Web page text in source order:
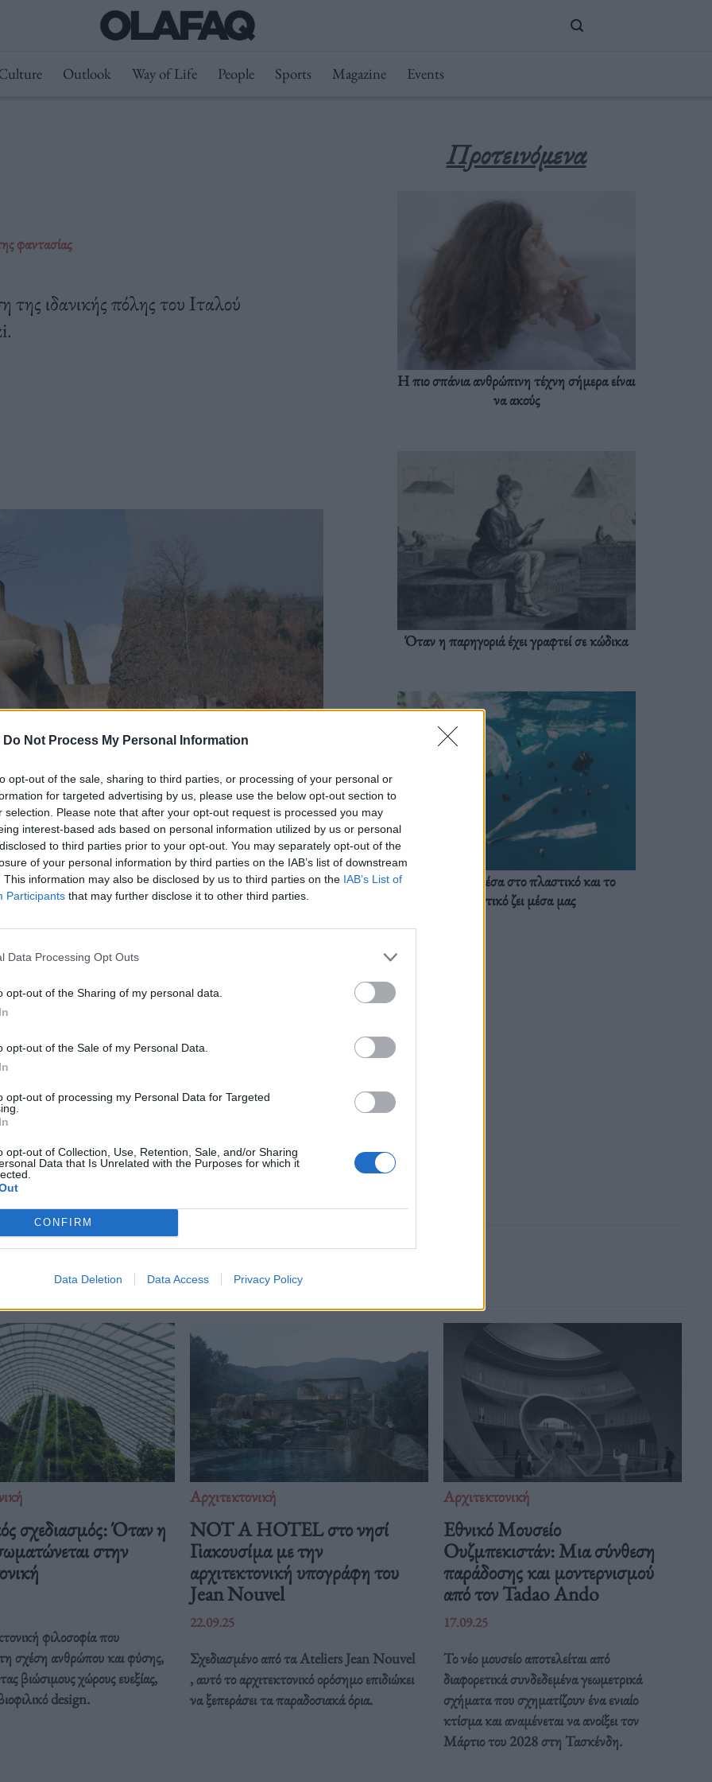
Do Not Process My Personal Information
opt-out of the sale, sharing to third parties, or processing of your personal or
for targeted advertising by us, please use the below opt-out section to
selection. Please note that after your opt-out request is processed you may
interest-based ads based on personal information utilized by us or personal
to third parties prior to your opt-out. You may separately opt-out of the
of your personal information by third parties on the IAB’s list of downstream
This information may also be disclosed by us to third parties on the IAB’s List of
Participants that may further disclose it to other third parties.
Data Processing Opt Outs
opt-out of the Sharing of my personal data.
opt-out of the Sale of my Personal Data.
opt-out of processing my Personal Data for Targeted
opt-out of Collection, Use, Retention, Sale, and/or Sharing
Data that Is Unrelated with the Purposes for which it
CONFIRM
Data Deletion Data Access Privacy Policy
Outlook Way of Life People Sports Magazine Events
φαντασίας
ιδανικής πόλης του Ιταλού
της ιδανικής πόλης του Ιταλού
,Tomaso Buzzi
Προτεινόμενα
Η πιο σπάνια ανθρώπινη τέχνη σήμερα είναι
να ακούς
Όταν η παρηγοριά έχει γραφτεί σε κώδικα
Ζούμε ήδη μέσα στο πλαστικό και το
πλαστικό ζει μέσα μας
Δείτε επίσης
σχεδιασμός: Όταν η
στην
φιλοσοφία που
σχέση ανθρώπου και φύσης,
βιώσιμους χώρους ευεξίας,
design.
Αρχιτεκτονική
NOT A HOTEL στο νησί
Γιακουσίμα με την
αρχιτεκτονική υπογράφη του
Jean Nouvel
22.09.25
Σχεδιασμένο από τα Ateliers Jean Nouvel
, αυτό το αρχιτεκτονικό ορόσημο επιδιώκει
να ξεπεράσει τα παραδοσιακά όρια.
Αρχιτεκτονική
Εθνικό Μουσείο
Ουζμπεκιστάν: Μια σύνθεση
παράδοσης και μοντερνισμού
από τον Tadao Ando
17.09.25
Το νέο μουσείο αποτελείται από
διαφορετικά συνδεδεμένα γεωμετρικά
σχήματα που σχηματίζουν ένα ενιαίο
κτίσμα και αναμένεται να ανοίξει τον
Μάρτιο του 2028 στη Τασκένδη.